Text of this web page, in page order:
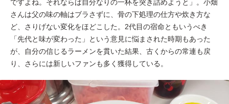
ですよね。それならば自分なりの一杯を突き詰めようと」。小畑
さんは父の味の軸はブラさずに、骨の下処理の仕方や炊き方な
ど、さりげない変化をほどこした。2代目の宿命ともいうべき
「先代と味が変わった」という意見に悩まされた時期もあった
が、自分の信じるラーメンを貫いた結果、古くからの常連も戻
り、さらには新しいファンも多く獲得している。